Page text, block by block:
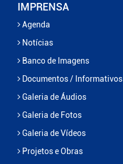
IMPRENSA
Agenda
Notícias
Banco de Imagens
Documentos / Informativos
Galeria de Áudios
Galeria de Fotos
Galeria de Vídeos
Projetos e Obras